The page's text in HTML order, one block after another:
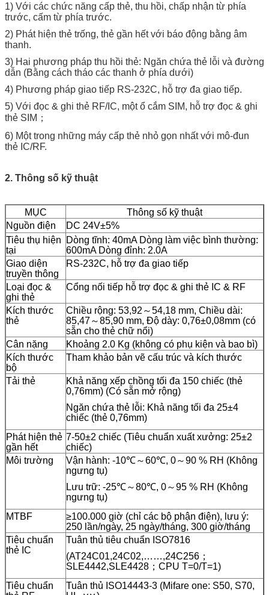
1) Với các chức năng cấp thẻ, thu hồi, chấp nhận từ phía
trước, cấm từ phía trước.
2) Phát hiện thẻ trống, thẻ gần hết với báo động bằng âm
thanh.
3) Hai phương pháp thu hồi thẻ: Ngăn chứa thẻ lỗi và đường
dẫn (Bằng cách tháo các thanh ở phía dưới)
4) Phương pháp giao tiếp RS-232C, hỗ trợ đa giao tiếp.
5) Với đọc & ghi thẻ RF/IC, một ổ cắm SIM, hỗ trợ đọc & ghi
thẻ SIM；
6) Một trong những máy cấp thẻ nhỏ gọn nhất với mô-đun
thẻ IC/RF.
2. Thông số kỹ thuật
MỤC
Thông số kỹ thuật
Nguồn điện
DC 24V±5%
Tiêu thụ hiện
tại
Dòng tĩnh: 40mA Dòng làm việc bình thường:
600mA Dòng đỉnh: 2.0A
Giao diện
truyền thông
RS-232C, hỗ trợ đa giao tiếp
Loại đọc &
ghi thẻ
Cổng nối tiếp hỗ trợ đọc & ghi thẻ IC & RF
Kích thước
thẻ
Chiều rộng: 53,92～54,18 mm, Chiều dài:
85,47～85,90 mm, Độ dày: 0,76±0,08mm (có
sẵn cho thẻ chữ nổi)
Cân nặng
Khoảng 2.0 Kg (không có phụ kiện và bao bì)
Kích thước
bộ
Tham khảo bản vẽ cấu trúc và kích thước
Tải thẻ
Khả năng xếp chồng tối đa 150 chiếc (thẻ
0,76mm) (Có sẵn mở rộng)
Ngăn chứa thẻ lỗi: Khả năng tối đa 25±4
chiếc (thẻ 0,76mm)
Phát hiện thẻ
gần hết
7-50±2 chiếc (Tiêu chuẩn xuất xưởng: 25±2
chiếc)
Môi trường
Vận hành: -10℃～60℃, 0～90 % RH (Không
ngưng tụ)
Lưu trữ: -25℃～80℃, 0～95 % RH (Không
ngưng tụ)
MTBF
≥100.000 giờ (chỉ các bộ phận điện), lưu ý:
250 lần/ngày, 25 ngày/tháng, 300 giờ/tháng
Tiêu chuẩn
thẻ IC
Tuân thủ tiêu chuẩn ISO7816
(AT24C01,24C02,……,24C256；
SLE4442,SLE4428；CPU T=0/T=1)
Tiêu chuẩn
Tuân thủ ISO14443-3 (Mifare one: S50, S70,